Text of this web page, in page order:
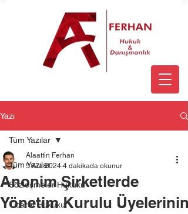
Yazı
Tüm Yazılar
Sözleşmeler Hukuku
Ticaret Hukuku
Tüm Yazılar
Anonim Şirketlerde
Yönetim Kurulu Üyelerinin
Alaattin Ferhan
5 Ara 2024 4 dakikada okunur